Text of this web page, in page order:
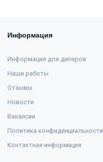
Информация
Информация для дилеров
Наши работы
Отзывы
Новости
Вакансии
Политика конфиденциальности
Контактная информация